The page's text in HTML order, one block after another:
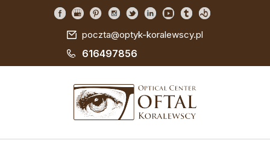
poczta@optyk-koralewscy.pl
616497856